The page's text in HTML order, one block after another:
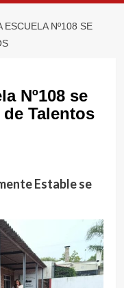
ESCUELA Nº108 SE
Nº108 se
Talentos
Estable se